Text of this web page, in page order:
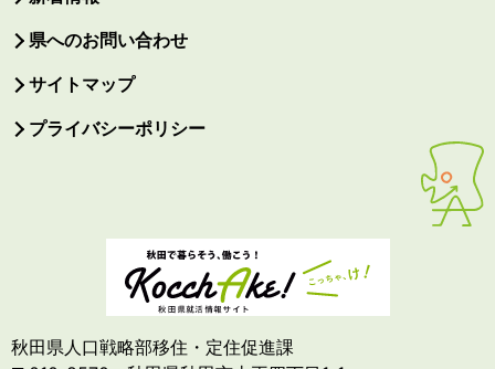
県へのお問い合わせ
サイトマップ
プライバシーポリシー
秋田県人口戦略部移住・定住促進課